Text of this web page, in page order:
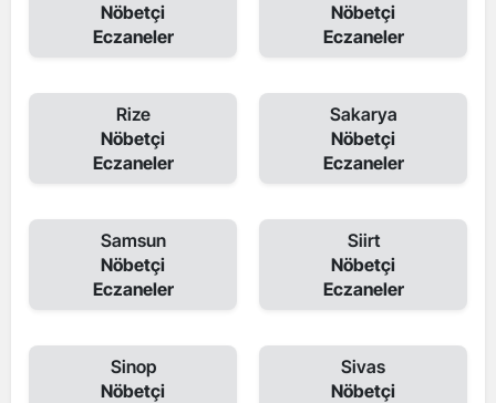
Nöbetçi
Eczaneler
Nöbetçi
Eczaneler
Rize
Nöbetçi
Eczaneler
Sakarya
Nöbetçi
Eczaneler
Samsun
Nöbetçi
Eczaneler
Siirt
Nöbetçi
Eczaneler
Sinop
Nöbetçi
Sivas
Nöbetçi